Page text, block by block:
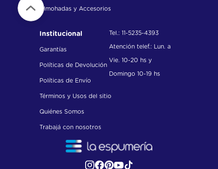
Almohadas y Accesorios
Institucional
Garantías
Políticas de Devolución
Políticas de Envío
Términos y Usos del sitio
Quiénes Somos
Trabajá con nosotros
Tel.: 11-5235-4393
Atención telef.: Lun. a
Vie. 10-20 hs y
Domingo 10-19 hs